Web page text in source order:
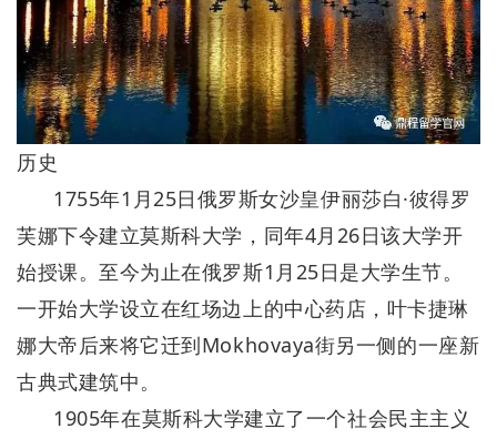
历史
1755年1月25日俄罗斯女沙皇伊丽莎白·彼得罗
芙娜下令建立莫斯科大学，同年4月26日该大学开
始授课。至今为止在俄罗斯1月25日是大学生节。
一开始大学设立在红场边上的中心药店，叶卡捷琳
娜大帝后来将它迁到Mokhovaya街另一侧的一座新
古典式建筑中。
1905年在莫斯科大学建立了一个社会民主主义